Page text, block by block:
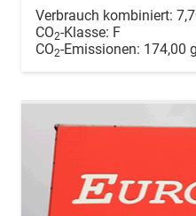
Verbrauch kombiniert:
CO2-Klasse: F
CO2-Emissionen: 174,00